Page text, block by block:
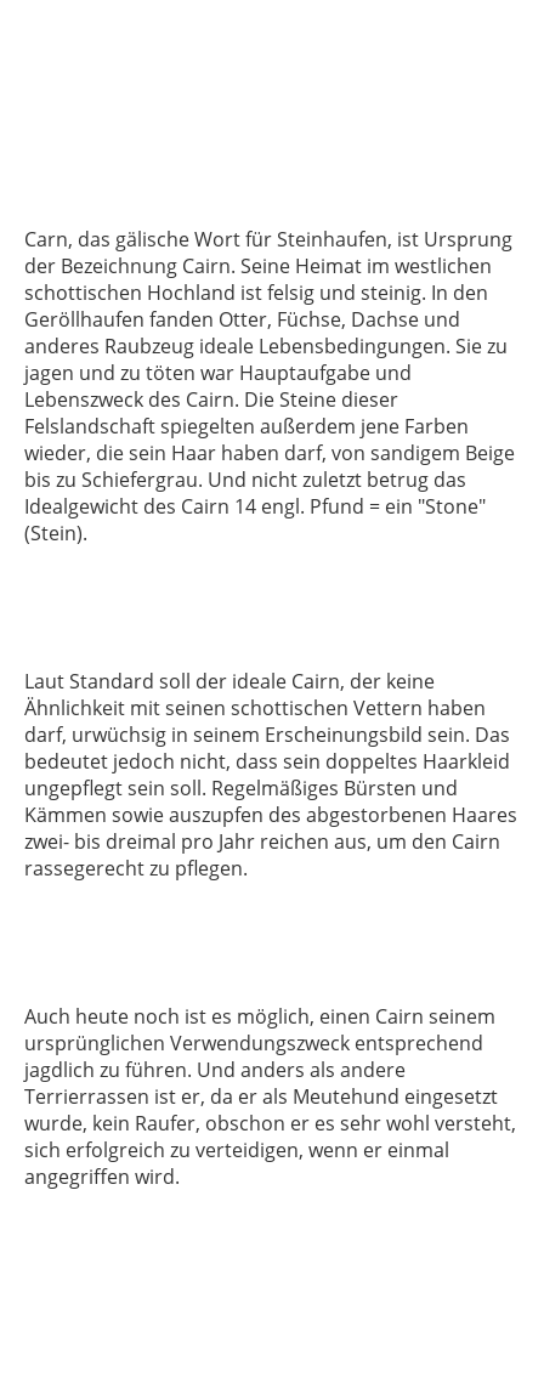
Carn, das gälische Wort für Steinhaufen, ist Ursprung
der Bezeichnung Cairn. Seine Heimat im westlichen
schottischen Hochland ist felsig und steinig. In den
Geröllhaufen fanden Otter, Füchse, Dachse und
anderes Raubzeug ideale Lebensbedingungen. Sie zu
jagen und zu töten war Hauptaufgabe und
Lebenszweck des Cairn. Die Steine dieser
Felslandschaft spiegelten außerdem jene Farben
wieder, die sein Haar haben darf, von sandigem Beige
bis zu Schiefergrau. Und nicht zuletzt betrug das
Idealgewicht des Cairn 14 engl. Pfund = ein "Stone"
(Stein).
Laut Standard soll der ideale Cairn, der keine
Ähnlichkeit mit seinen schottischen Vettern haben
darf, urwüchsig in seinem Erscheinungsbild sein. Das
bedeutet jedoch nicht, dass sein doppeltes Haarkleid
ungepflegt sein soll. Regelmäßiges Bürsten und
Kämmen sowie auszupfen des abgestorbenen Haares
zwei- bis dreimal pro Jahr reichen aus, um den Cairn
rassegerecht zu pflegen.
Auch heute noch ist es möglich, einen Cairn seinem
ursprünglichen Verwendungszweck entsprechend
jagdlich zu führen. Und anders als andere
Terrierrassen ist er, da er als Meutehund eingesetzt
wurde, kein Raufer, obschon er es sehr wohl versteht,
sich erfolgreich zu verteidigen, wenn er einmal
angegriffen wird.